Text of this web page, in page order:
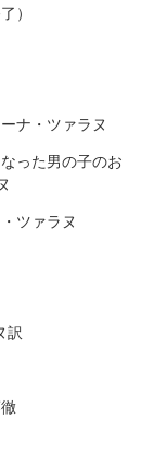
）
ナ・ツァラヌ
った男の子のお
ツァラヌ
訳